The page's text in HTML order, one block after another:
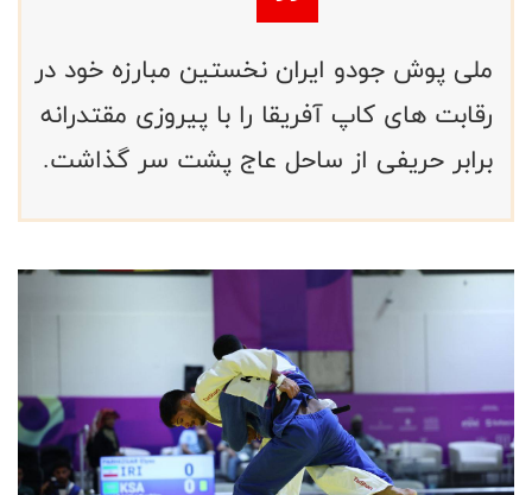
ملی پوش جودو ایران نخستین مبارزه خود در
رقابت های کاپ آفریقا را با پیروزی مقتدرانه
برابر حریفی از ساحل عاج پشت سر گذاشت.